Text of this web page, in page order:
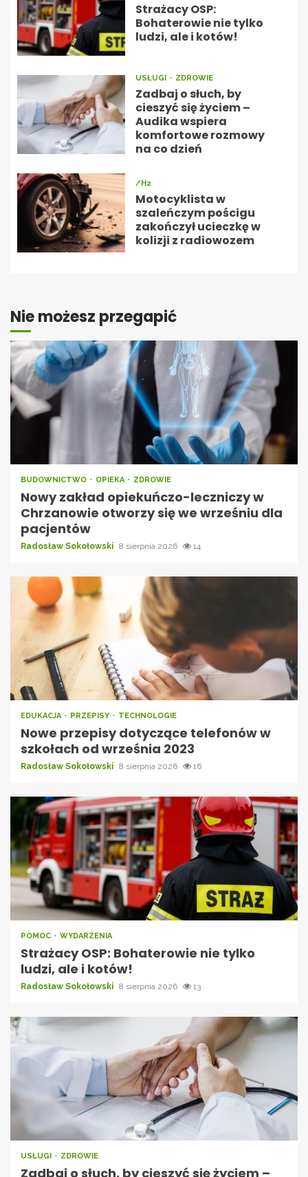
Strażacy OSP:
Bohaterowie nie tylko
ludzi, ale i kotów!
USŁUGI ZDROWIE
Zadbaj o słuch, by
cieszyć się życiem –
Audika wspiera
komfortowe rozmowy
na co dzień
/H2
Motocyklista w
szaleńczym pościgu
zakończył ucieczkę w
kolizji z radiowozem
Nie możesz przegapić
BUDOWNICTWO OPIEKA ZDROWIE
Nowy zakład opiekuńczo-leczniczy w
Chrzanowie otworzy się we wrześniu dla
pacjentów
Radosław Sokołowski 8 sierpnia 2026 14
EDUKACJA PRZEPISY TECHNOLOGIE
Nowe przepisy dotyczące telefonów w
szkołach od września 2023
Radosław Sokołowski 8 sierpnia 2026 16
POMOC WYDARZENIA
Strażacy OSP: Bohaterowie nie tylko
ludzi, ale i kotów!
Radosław Sokołowski 8 sierpnia 2026 13
USŁUGI ZDROWIE
Zadbaj o słuch, by cieszyć się życiem –